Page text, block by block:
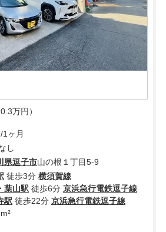
万円）
1ヶ月
し
県逗子市山の根１丁目5-9
徒歩3分 横須賀線
葉山駅 徒歩6分 京浜急行電鉄逗子線
駅 徒歩22分 京浜急行電鉄逗子線